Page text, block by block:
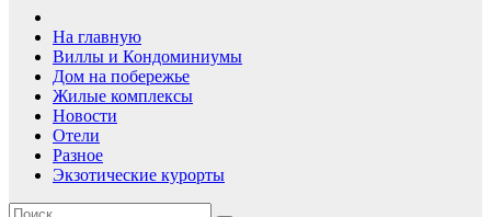
На главную
Виллы и Кондоминиумы
Дом на побережье
Жилые комплексы
Новости
Отели
Разное
Экзотические курорты